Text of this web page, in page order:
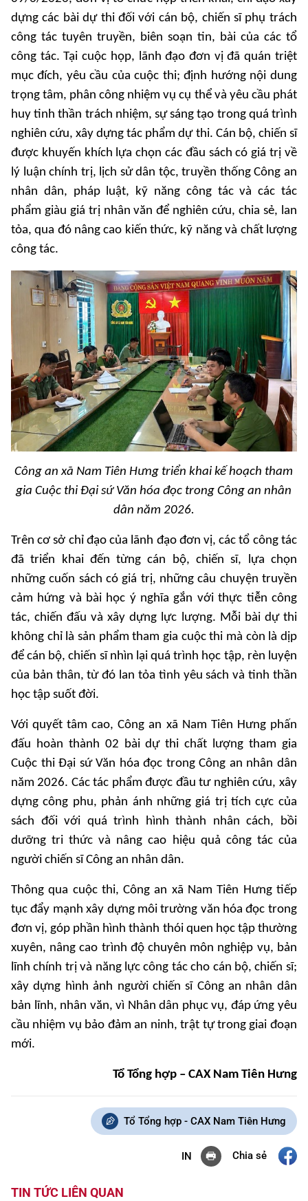
dựng các bài dự thi đối với cán bộ, chiến sĩ phụ trách
công tác tuyên truyền, biên soạn tin, bài của các tổ
công tác. Tại cuộc họp, lãnh đạo đơn vị đã quán triệt
mục đích, yêu cầu của cuộc thi; định hướng nội dung
trọng tâm, phân công nhiệm vụ cụ thể và yêu cầu phát
huy tinh thần trách nhiệm, sự sáng tạo trong quá trình
nghiên cứu, xây dựng tác phẩm dự thi. Cán bộ, chiến sĩ
được khuyến khích lựa chọn các đầu sách có giá trị về
lý luận chính trị, lịch sử dân tộc, truyền thống Công an
nhân dân, pháp luật, kỹ năng công tác và các tác
phẩm giàu giá trị nhân văn để nghiên cứu, chia sẻ, lan
tỏa, qua đó nâng cao kiến thức, kỹ năng và chất lượng
công tác.
Công an xã Nam Tiên Hưng triển khai kế hoạch tham
gia Cuộc thi Đại sứ Văn hóa đọc trong Công an nhân
dân năm 2026.
Trên cơ sở chỉ đạo của lãnh đạo đơn vị, các tổ công tác
đã triển khai đến từng cán bộ, chiến sĩ, lựa chọn
những cuốn sách có giá trị, những câu chuyện truyền
cảm hứng và bài học ý nghĩa gắn với thực tiễn công
tác, chiến đấu và xây dựng lực lượng. Mỗi bài dự thi
không chỉ là sản phẩm tham gia cuộc thi mà còn là dịp
để cán bộ, chiến sĩ nhìn lại quá trình học tập, rèn luyện
của bản thân, từ đó lan tỏa tình yêu sách và tinh thần
học tập suốt đời.
Với quyết tâm cao, Công an xã Nam Tiên Hưng phấn
đấu hoàn thành 02 bài dự thi chất lượng tham gia
Cuộc thi Đại sứ Văn hóa đọc trong Công an nhân dân
năm 2026. Các tác phẩm được đầu tư nghiên cứu, xây
dựng công phu, phản ánh những giá trị tích cực của
sách đối với quá trình hình thành nhân cách, bồi
dưỡng tri thức và nâng cao hiệu quả công tác của
người chiến sĩ Công an nhân dân.
Thông qua cuộc thi, Công an xã Nam Tiên Hưng tiếp
tục đẩy mạnh xây dựng môi trường văn hóa đọc trong
đơn vị, góp phần hình thành thói quen học tập thường
xuyên, nâng cao trình độ chuyên môn nghiệp vụ, bản
lĩnh chính trị và năng lực công tác cho cán bộ, chiến sĩ;
xây dựng hình ảnh người chiến sĩ Công an nhân dân
bản lĩnh, nhân văn, vì Nhân dân phục vụ, đáp ứng yêu
cầu nhiệm vụ bảo đảm an ninh, trật tự trong giai đoạn
mới.
Tổ Tổng hợp – CAX Nam Tiên Hưng
Tổ Tổng hợp - CAX Nam Tiên Hưng
IN Chia sẻ
TIN TỨC LIÊN QUAN